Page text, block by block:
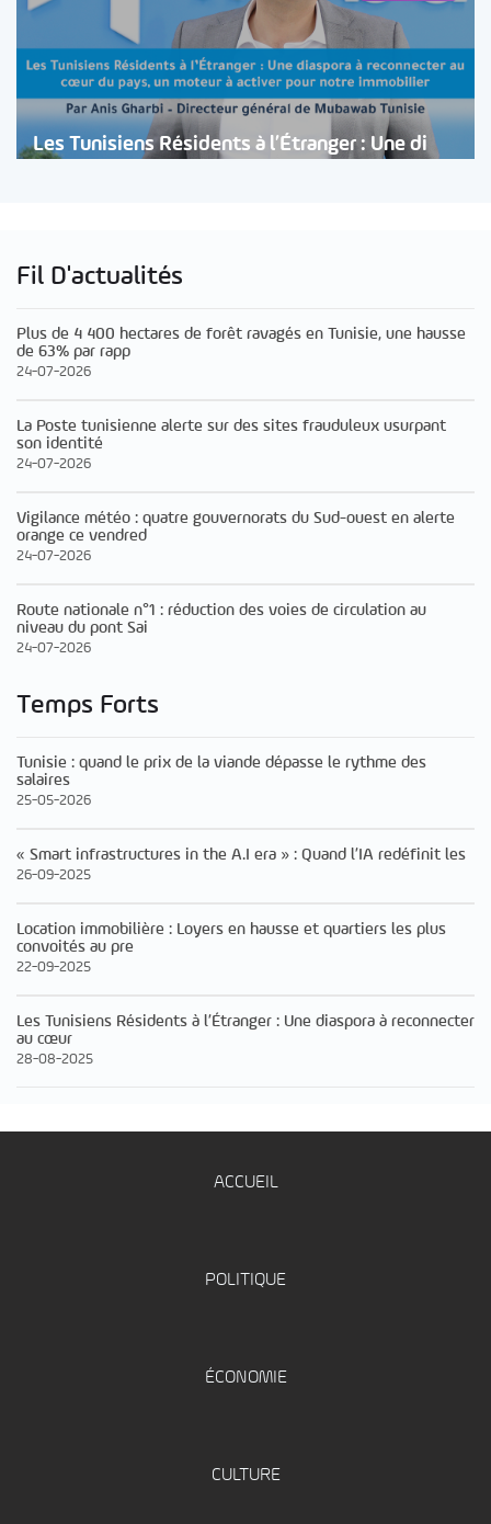
Les Tunisiens Résidents à l’Étranger : Une di
Fil D'actualités
Plus de 4 400 hectares de forêt ravagés en Tunisie, une hausse
de 63% par rapp
24-07-2026
La Poste tunisienne alerte sur des sites frauduleux usurpant
son identité
24-07-2026
Vigilance météo : quatre gouvernorats du Sud-ouest en alerte
orange ce vendred
24-07-2026
Route nationale n°1 : réduction des voies de circulation au
niveau du pont Sai
24-07-2026
Temps Forts
Tunisie : quand le prix de la viande dépasse le rythme des
salaires
25-05-2026
« Smart infrastructures in the A.I era » : Quand l’IA redéfinit les
26-09-2025
Location immobilière : Loyers en hausse et quartiers les plus
convoités au pre
22-09-2025
Les Tunisiens Résidents à l’Étranger : Une diaspora à reconnecter
au cœur
28-08-2025
ACCUEIL
POLITIQUE
ÉCONOMIE
CULTURE